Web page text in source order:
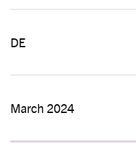
DE
March 2024